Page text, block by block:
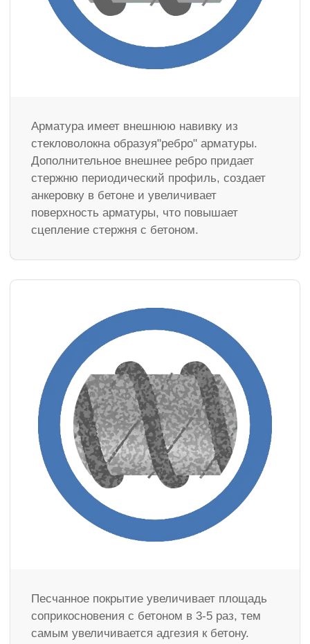
Арматура имеет внешнюю навивку из
стекловолокна образуя"ребро" арматуры.
Дополнительное внешнее ребро придает
стержню периодический профиль, создает
анкеровку в бетоне и увеличивает
поверхность арматуры, что повышает
сцепление стержня с бетоном.
Песчанное покрытие увеличивает площадь
соприкосновения с бетоном в 3-5 раз, тем
самым увеличивается адгезия к бетону.